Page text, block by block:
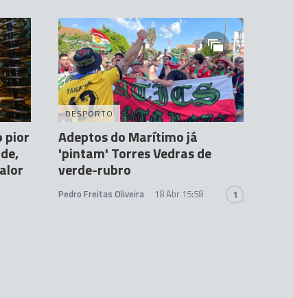
pior
DESPORTO
Adeptos do Marítimo já
'pintam' Torres Vedras de
verde-rubro
Pedro Freitas Oliveira 18 Abr 15:58 1